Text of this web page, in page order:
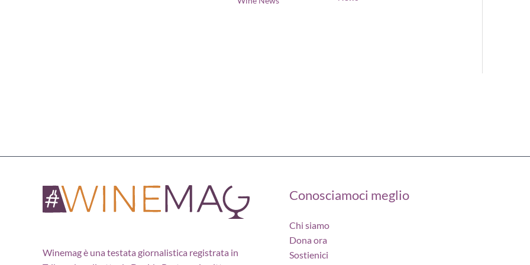
Winemag è una testata giornalistica registrata in
Conosciamoci meglio
Chi siamo
Dona ora
Sostienici